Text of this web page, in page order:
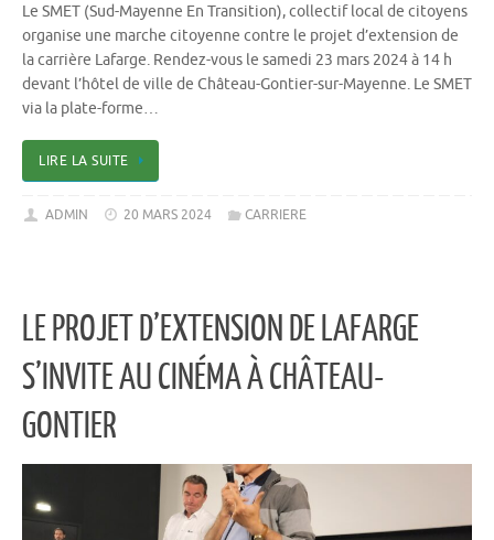
Le SMET (Sud-Mayenne En Transition), collectif local de citoyens
organise une marche citoyenne contre le projet d’extension de
la carrière Lafarge. Rendez-vous le samedi 23 mars 2024 à 14 h
devant l’hôtel de ville de Château-Gontier-sur-Mayenne. Le SMET
via la plate-forme…
LIRE LA SUITE
ADMIN 20 MARS 2024 CARRIERE
LE PROJET D’EXTENSION DE LAFARGE
S’INVITE AU CINÉMA À CHÂTEAU-
GONTIER